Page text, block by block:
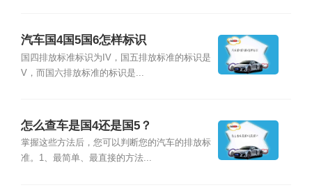
汽车国4国5国6怎样标识
国四排放标准标识为IV，国五排放标准的标识是
V，而国六排放标准的标识是...
怎么查车是国4还是国5？
掌握这些方法后，您可以判断您的汽车的排放标
准。1、最简单、最直接的方法...